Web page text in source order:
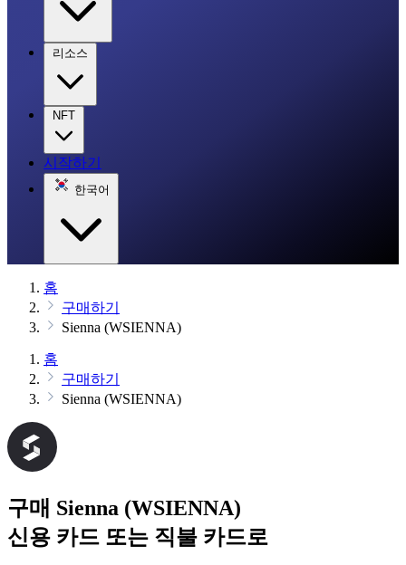
리소스
NFT
시작하기
한국어
홈
구매하기
Sienna (WSIENNA)
홈
구매하기
Sienna (WSIENNA)
구매 Sienna (WSIENNA)
신용 카드 또는 직불 카드로